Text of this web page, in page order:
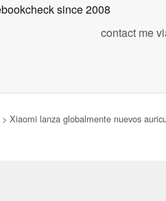
since 2008
contact me
Xiaomi lanza globalmente nuevos